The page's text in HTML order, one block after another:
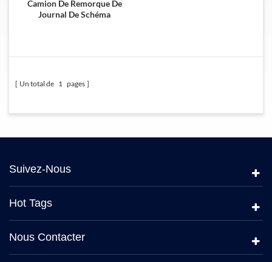
Camion De Remorque De
Journal De Schéma
Un total de 1 pages
Suivez-Nous
Hot Tags
Nous Contacter